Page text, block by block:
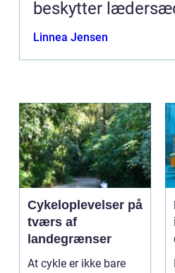
beskytter
Linnea Jensen
Cykeloplevelser på
tværs af
landegrænser
At cykle er ikke bare